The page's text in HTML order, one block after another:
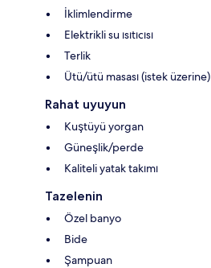
İklimlendirme
Elektrikli su ısıtıcısı
Terlik
Ütü/ütü masası (istek üzerine)
Rahat uyuyun
Kuştüyü yorgan
Güneşlik/perde
Kaliteli yatak takımı
Tazelenin
Özel banyo
Bide
Şampuan